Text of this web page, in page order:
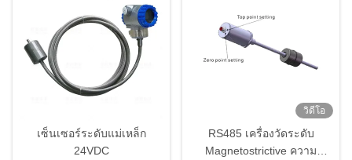
เซ็นเซอร์ระดับแม่เหล็ก
24VDC
วิดีโอ
RS485 เครื่องวัดระดับ
Magnetostrictive ความ